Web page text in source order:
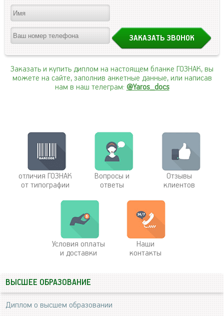
Заказать и купить диплом на настоящем бланке ГОЗНАК, вы
можете на сайте, заполнив анкетные данные, или написав
нам в наш телеграм: @Yaros_docs
отличия ГОЗНАК
от типографии
Вопросы и
ответы
Отзывы
клиентов
Условия оплаты
и доставки
Наши
контакты
ВЫСШЕЕ ОБРАЗОВАНИЕ
Диплом о высшем образовании